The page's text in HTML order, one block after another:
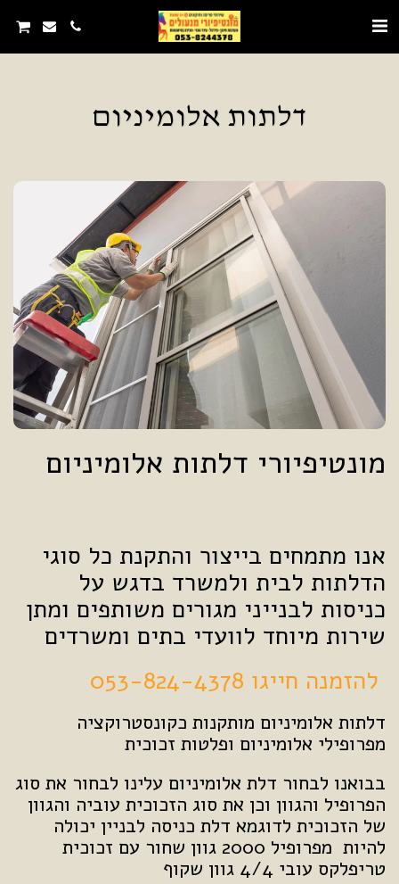
דלתות אלומיניום
מונטיפיורי דלתות אלומיניום
אנו מתמחים בייצור והתקנת כל סוגי
הדלתות לבית ולמשרד בדגש על
כניסות לבנייני מגורים משותפים ומתן
שירות מיוחד לוועדי בתים ומשרדים
להזמנה חייגו 053-824-4378
דלתות אלומיניום מותקנות כקונסטרוקציה
מפרופילי אלומיניום ופלטות זכוכית
בבואנו לבחור דלת אלומיניום עלינו לבחור את סוג
הפרופיל והגוון וכן את סוג הזכוכית עוביה והגוון
של הזכוכית לדוגמא דלת כניסה לבניין יכולה
להיות מפרופיל 2000 גוון שחור עם זכוכית
טריפלקס עובי 4/4 גוון שקוף